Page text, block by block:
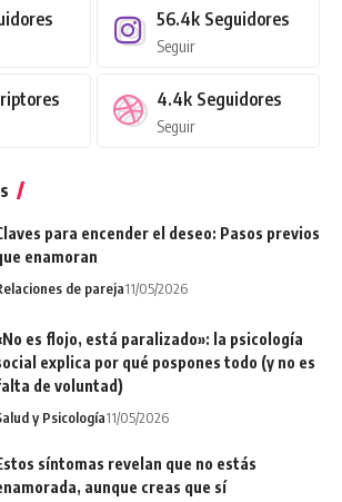
56.4k Seguidores
Seguir
4.4k Seguidores
Seguir
para encender el deseo: Pasos previos
enamoran
de pareja11/05/2026
es flojo, está paralizado»: la psicología
explica por qué pospones todo (y no es
de voluntad)
y Psicología11/05/2026
síntomas revelan que no estás
aunque creas que sí